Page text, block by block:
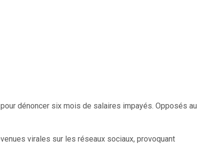
dénoncer six mois de salaires impayés. Opposés au
virales sur les réseaux sociaux, provoquant